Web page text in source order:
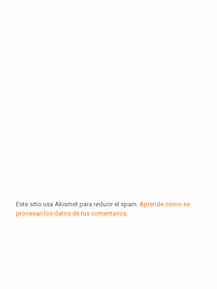
Este sitio usa Akismet para reducir el spam. Aprende cómo se
procesan los datos de tus comentarios.